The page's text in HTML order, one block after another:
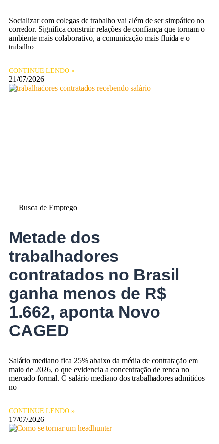
Socializar com colegas de trabalho vai além de ser simpático no
corredor. Significa construir relações de confiança que tornam o
ambiente mais colaborativo, a comunicação mais fluida e o
trabalho
CONTINUE LENDO »
21/07/2026
Busca de Emprego
Metade dos
trabalhadores
contratados no Brasil
ganha menos de R$
1.662, aponta Novo
CAGED
Salário mediano fica 25% abaixo da média de contratação em
maio de 2026, o que evidencia a concentração de renda no
mercado formal. O salário mediano dos trabalhadores admitidos
no
CONTINUE LENDO »
17/07/2026